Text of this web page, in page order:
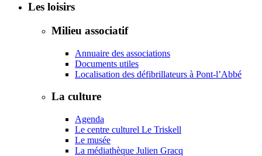
Les loisirs
Milieu associatif
Annuaire des associations
Documents utiles
Localisation des défibrillateurs à Pont-l’Abbé
La culture
Agenda
Le centre culturel Le Triskell
Le musée
La médiathèque Julien Gracq